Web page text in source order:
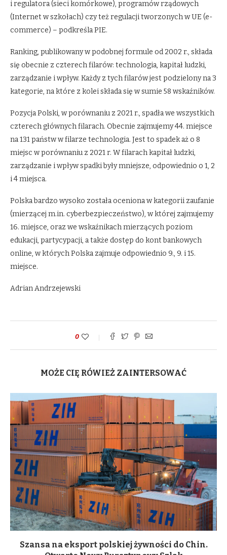
i regulatora (sieci komórkowe), programów rządowych
(Internet w szkołach) czy też regulacji tworzonych w UE (e-
commerce) – podkreśla PIE.
Ranking, publikowany w podobnej formule od 2002 r., składa
się obecnie z czterech filarów: technologia, kapitał ludzki,
zarządzanie i wpływ. Każdy z tych filarów jest podzielony na 3
kategorie, na które z kolei składa się w sumie 58 wskaźników.
Pozycja Polski, w porównaniu z 2021 r., spadła we wszystkich
czterech głównych filarach. Obecnie zajmujemy 44. miejsce
na 131 państw w filarze technologia. Jest to spadek aż o 8
miejsc w porównaniu z 2021 r. W filarach kapitał ludzki,
zarządzanie i wpływ spadki były mniejsze, odpowiednio o 1, 2
i 4 miejsca.
Polska bardzo wysoko została oceniona w kategorii zaufanie
(mierzącej m.in. cyberbezpieczeństwo), w której zajmujemy
16. miejsce, oraz we wskaźnikach mierzących poziom
edukacji, partycypacji, a także dostęp do kont bankowych
online, w których Polska zajmuje odpowiednio 9., 9. i 15.
miejsce.
Adrian Andrzejewski
0
MOŻE CIĘ RÓWIEŻ ZAINTERSOWAĆ
Szansa na eksport polskiej żywności do Chin.